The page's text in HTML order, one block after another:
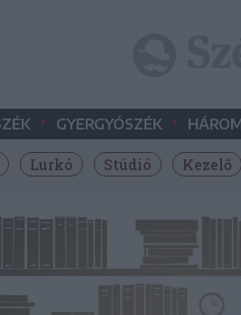
• GYERGYÓSZÉK •
Lurkó Stúdió Kezelő